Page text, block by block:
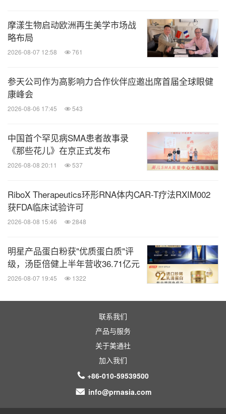
摩漾生物启动欧洲再生美学市场战
略布局
2026-08-07 12:58 761
参天公司作为高影响力合作伙伴应邀出席首届全球眼健
康峰会
2026-08-06 17:45 543
中国首个罕见病SMA患者故事录
《那些花儿》在京正式发布
2026-08-08 20:11 537
RiboX Therapeutics环形RNA体内CAR-T疗法RXIM002
获FDA临床试验许可
2026-08-08 15:46 2848
明星产品蛋白粉获"优质蛋白质"评
级，汤臣倍健上半年营收36.71亿元
2026-08-07 19:45 1322
联系我们
产品与服务
关于美通社
加入我们
+86-010-59539500
info@prnasia.com